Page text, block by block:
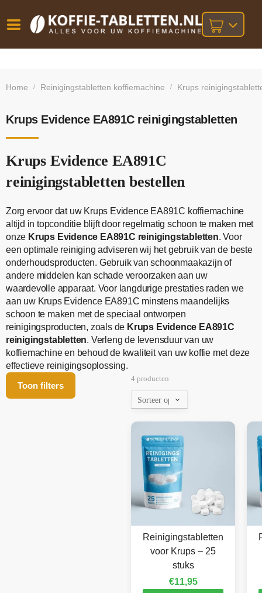
besteld,
bij orders
Home / Reinigingstabletten koffiemachine / Krups
Krups Evidence EA891C reinigingstabletten
Krups Evidence EA891C
reinigingstabletten bestellen
Zorg ervoor dat uw Krups Evidence EA891C koffiemachine
altijd in topconditie blijft door regelmatig schoon te maken met
onze Krups Evidence EA891C reinigingstabletten. Voor
een optimale reiniging adviseren wij het gebruik van de beste
onderhoudsproducten. Gebruik van schoonmaakazijn of
andere middelen kan schade veroorzaken aan uw
waardevolle apparaat. Voor langdurige prestaties raden we
aan uw Krups Evidence EA891C minstens maandelijks
schoon te maken met de speciaal ontworpen
reinigingsproducten, zoals de Krups Evidence EA891C
reinigingstabletten. Verleng de levensduur van uw
koffiemachine en behoud de kwaliteit van uw koffie met deze
effectieve reinigingsoplossing.
Toon filters
4 producten
Reinigingstabletten
voor Krups – 25
stuks
€11,95